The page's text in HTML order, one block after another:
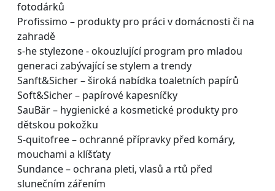
fotodárků
Profissimo – produkty pro práci v domácnosti či na
zahradě
s-he stylezone - okouzlující program pro mladou
generaci zabývající se stylem a trendy
Sanft&Sicher – široká nabídka toaletních papírů
Soft&Sicher – papírové kapesníčky
SauBär – hygienické a kosmetické produkty pro
dětskou pokožku
S-quitofree – ochranné přípravky před komáry,
mouchami a klíšťaty
Sundance – ochrana pleti, vlasů a rtů před
slunečním zářením